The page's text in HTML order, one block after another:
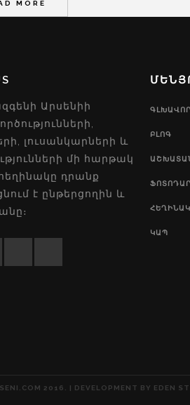
MORE
Արսենիի
լուսանկարների և
մի հարթակ
դրանք
է ընթերցողին և
ԳԼԽԱՎՈՐ
ԲԼՈԳ
ԿԱՊ
2016. | DEVELOPMENT BY EDEN